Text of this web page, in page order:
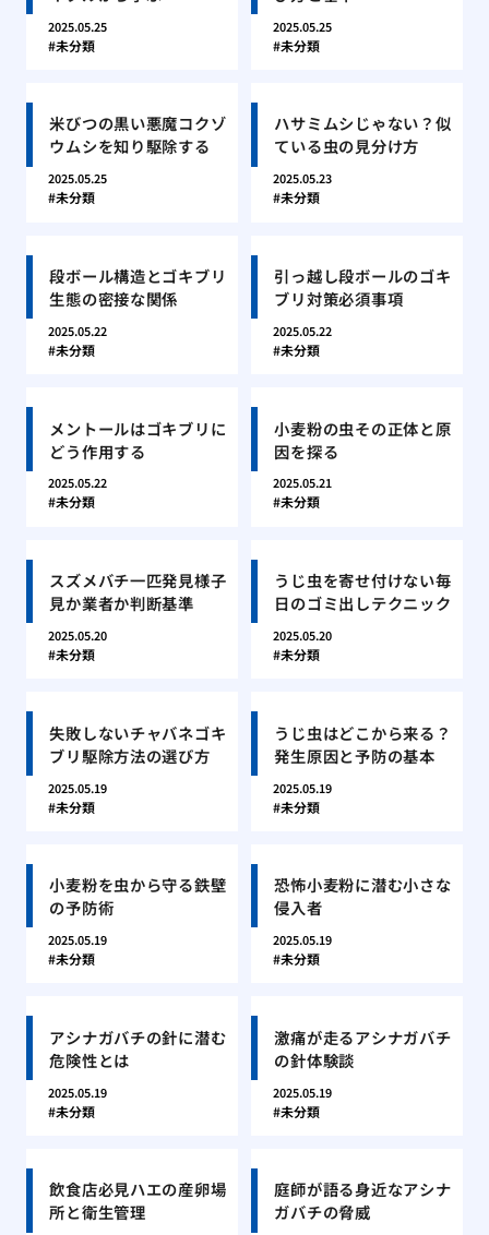
2025.05.25
未分類
2025.05.25
未分類
米びつの黒い悪魔コクゾ
ウムシを知り駆除する
2025.05.25
未分類
ハサミムシじゃない？似
ている虫の見分け方
2025.05.23
未分類
段ボール構造とゴキブリ
生態の密接な関係
2025.05.22
未分類
引っ越し段ボールのゴキ
ブリ対策必須事項
2025.05.22
未分類
メントールはゴキブリに
どう作用する
2025.05.22
未分類
小麦粉の虫その正体と原
因を探る
2025.05.21
未分類
スズメバチ一匹発見様子
見か業者か判断基準
2025.05.20
未分類
うじ虫を寄せ付けない毎
日のゴミ出しテクニック
2025.05.20
未分類
失敗しないチャバネゴキ
ブリ駆除方法の選び方
2025.05.19
未分類
うじ虫はどこから来る？
発生原因と予防の基本
2025.05.19
未分類
小麦粉を虫から守る鉄壁
の予防術
2025.05.19
未分類
恐怖小麦粉に潜む小さな
侵入者
2025.05.19
未分類
アシナガバチの針に潜む
危険性とは
2025.05.19
未分類
激痛が走るアシナガバチ
の針体験談
2025.05.19
未分類
飲食店必見ハエの産卵場
所と衛生管理
庭師が語る身近なアシナ
ガバチの脅威